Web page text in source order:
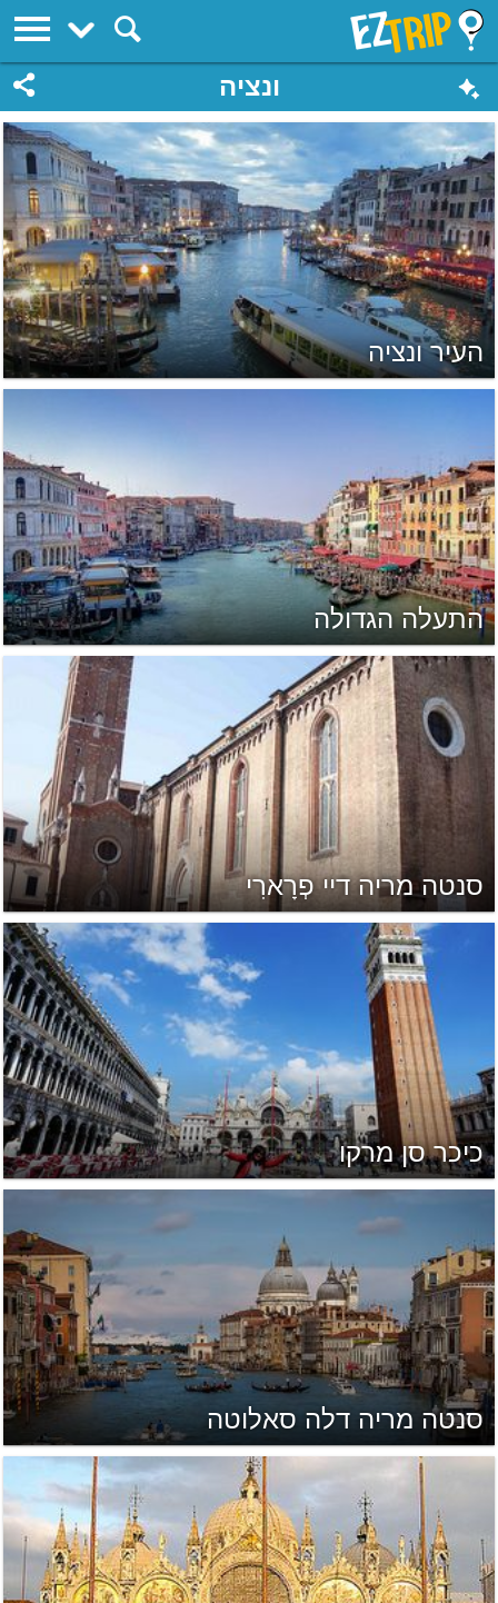
EZTrip
ונציה
העיר ונציה
התעלה הגדולה
סנטה מריה דיי פְרָארִי
כיכר סן מרקו
סנטה מריה דלה סאלוטה